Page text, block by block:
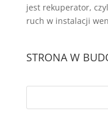
jest rekuperator,
ruch w instalacji
STRONA W